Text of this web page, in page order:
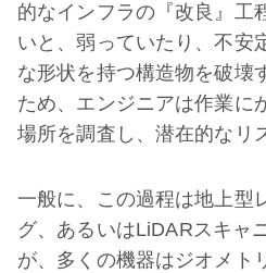
的なインフラの『改良』工
いと、弱っていたり、不安
な形状を持つ構造物を破壊
ため、エンジニアは作業に
場所を調査し、潜在的なリ
一般に、この過程は地上型
グ、あるいはLiDARスキャ
が、多くの機器はジオメト